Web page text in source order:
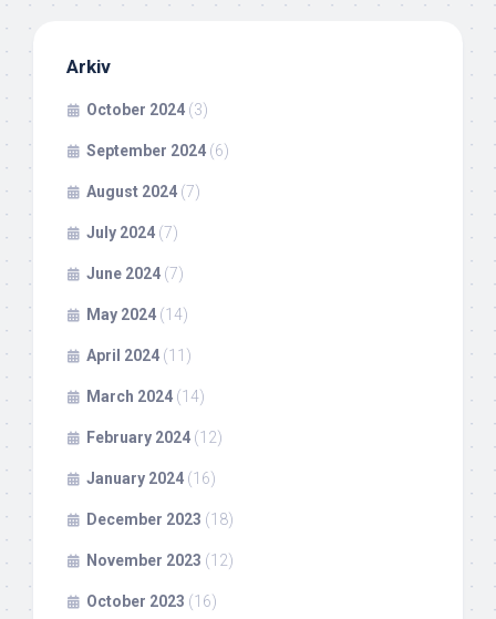
Arkiv
October 2024 (3)
September 2024 (6)
August 2024 (7)
July 2024 (7)
June 2024 (7)
May 2024 (14)
April 2024 (11)
March 2024 (14)
February 2024 (12)
January 2024 (16)
December 2023 (18)
November 2023 (12)
October 2023 (16)